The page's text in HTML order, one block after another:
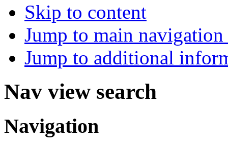
Skip to content
Jump to main
Jump to additional
Nav view search
Navigation